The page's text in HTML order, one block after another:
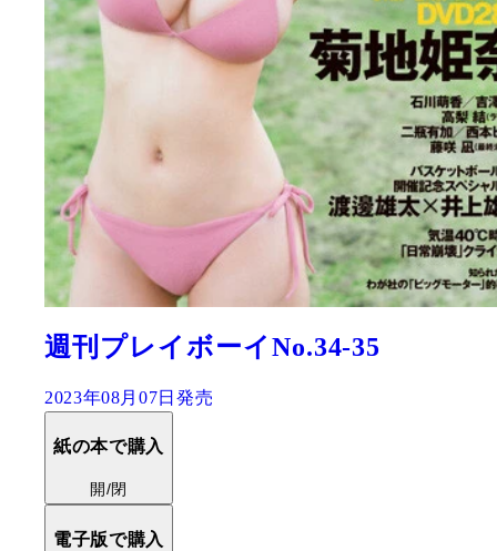
週刊プレイボーイNo.34-35
2023年08月07日発売
紙の本で購入
開/閉
電子版で購入